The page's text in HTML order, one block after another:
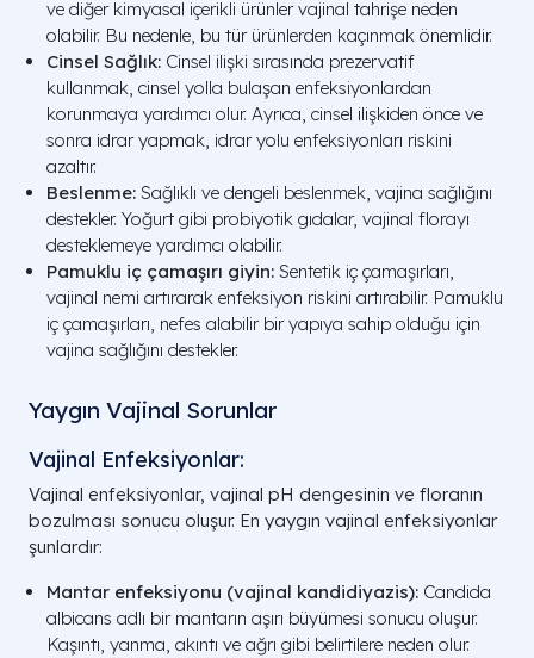
ve diğer kimyasal içerikli ürünler vajinal tahrişe neden
olabilir. Bu nedenle, bu tür ürünlerden kaçınmak önemlidir.
Cinsel Sağlık: Cinsel ilişki sırasında prezervatif
kullanmak, cinsel yolla bulaşan enfeksiyonlardan
korunmaya yardımcı olur. Ayrıca, cinsel ilişkiden önce ve
sonra idrar yapmak, idrar yolu enfeksiyonları riskini
azaltır.
Beslenme: Sağlıklı ve dengeli beslenmek, vajina sağlığını
destekler. Yoğurt gibi probiyotik gıdalar, vajinal florayı
desteklemeye yardımcı olabilir.
Pamuklu iç çamaşırı giyin: Sentetik iç çamaşırları,
vajinal nemi artırarak enfeksiyon riskini artırabilir. Pamuklu
iç çamaşırları, nefes alabilir bir yapıya sahip olduğu için
vajina sağlığını destekler.
Yaygın Vajinal Sorunlar
Vajinal Enfeksiyonlar:
Vajinal enfeksiyonlar, vajinal pH dengesinin ve floranın
bozulması sonucu oluşur. En yaygın vajinal enfeksiyonlar
şunlardır:
Mantar enfeksiyonu (vajinal kandidiyazis): Candida
albicans adlı bir mantarın aşırı büyümesi sonucu oluşur.
Kaşıntı, yanma, akıntı ve ağrı gibi belirtilere neden olur.